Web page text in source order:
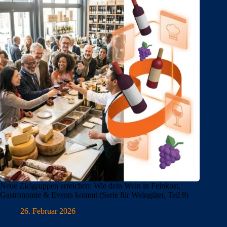
Neue Zielgruppen erreichen: Wie dein Wein in Feinkost,
Gastronomie & Events kommt (Serie für Weingüter, Teil 9)
26. Februar 2026